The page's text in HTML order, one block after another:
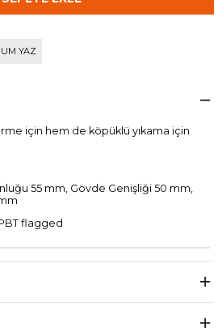
YAZ
için hem de köpüklü yıkama için
55 mm, Gövde Genişliği 50 mm,
flagged